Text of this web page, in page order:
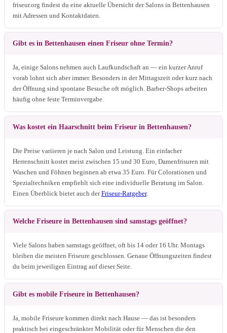
friseur.org findest du eine aktuelle Übersicht der Salons in Bettenhausen
mit Adressen und Kontaktdaten.
Gibt es in Bettenhausen einen Friseur ohne Termin?
Ja, einige Salons nehmen auch Laufkundschaft an — ein kurzer Anruf
vorab lohnt sich aber immer. Besonders in der Mittagszeit oder kurz nach
der Öffnung sind spontane Besuche oft möglich. Barber-Shops arbeiten
häufig ohne feste Terminvergabe.
Was kostet ein Haarschnitt beim Friseur in Bettenhausen?
Die Preise variieren je nach Salon und Leistung. Ein einfacher
Herrenschnitt kostet meist zwischen 15 und 30 Euro, Damenfrisuren mit
Waschen und Föhnen beginnen ab etwa 35 Euro. Für Colorationen und
Spezialtechniken empfiehlt sich eine individuelle Beratung im Salon.
Einen Überblick bietet auch derFriseur-Ratgeber.
Welche Friseure in Bettenhausen sind samstags geöffnet?
Viele Salons haben samstags geöffnet, oft bis 14 oder 16 Uhr. Montags
bleiben die meisten Friseure geschlossen. Genaue Öffnungszeiten findest
du beim jeweiligen Eintrag auf dieser Seite.
Gibt es mobile Friseure in Bettenhausen?
Ja, mobile Friseure kommen direkt nach Hause — das ist besonders
praktisch bei eingeschränkter Mobilität oder für Menschen die den